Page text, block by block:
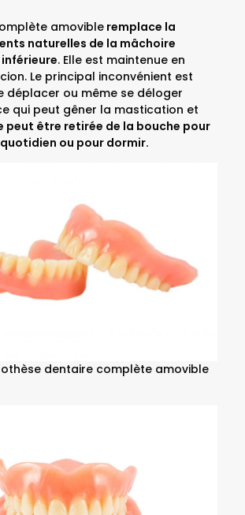
amovibleremplace la
naturelles de la mâchoire
. Elle est maintenue en
Le principal inconvénient est
déplacer ou même se déloger
qui peut gêner la mastication et
peut être retirée de la bouche pour
ou pour dormir.
dentaire complète amovible